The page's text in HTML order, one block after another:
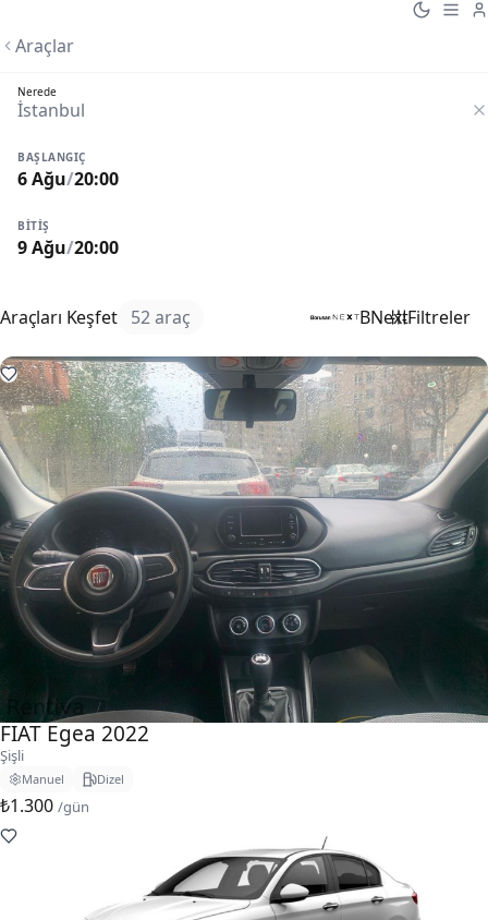
Araçlar
Nerede
BAŞLANGIÇ
6 Ağu/20:00
BITIŞ
9 Ağu/20:00
Araçları Keşfet 52 araç BNextFiltreler
FIAT Egea 2022
Şişli
Manuel Dizel
₺1.300 /gün